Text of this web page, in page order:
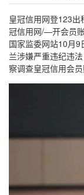
皇冠信用网登123
冠信用网/—开会员
国家监委网站10月9
兰涉嫌严重违纪违
察调查皇冠信用会员